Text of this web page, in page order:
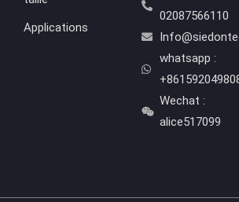
02087566110
whatsapp :
Wechat :
alice517099
Applications